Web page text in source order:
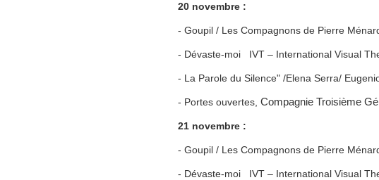
20 novembre :
- Goupil / Les Compagnons de Pierre
- Dévaste-moi IVT – International Visual
- La Parole du Silence" /Elena Serra/
- Portes ouvertes, Compagnie Troisième
21 novembre :
- Goupil / Les Compagnons de Pierre
- Dévaste-moi IVT – International Visual